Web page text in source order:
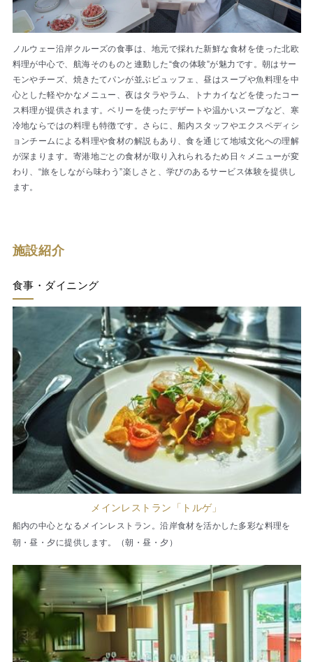
ノルウェー沿岸クルーズの食事は、地元で採れた新鮮な食材を使った北欧
料理が中心で、航海そのものと連動した“食の体験”が魅力です。朝はサー
モンやチーズ、焼きたてパンが並ぶビュッフェ、昼はスープや魚料理を中
心とした軽やかなメニュー、夜はタラやラム、トナカイなどを使ったコー
ス料理が提供されます。ベリーを使ったデザートや温かいスープなど、寒
冷地ならではの料理も特徴です。さらに、船内スタッフやエクスペディシ
ョンチームによる料理や食材の解説もあり、食を通じて地域文化への理解
が深まります。寄港地ごとの食材が取り入れられるため日々メニューが変
わり、“旅をしながら味わう”楽しさと、学びのあるサービス体験を提供し
ます。
施設紹介
食事・ダイニング
メインレストラン「トルゲ」
船内の中心となるメインレストラン。沿岸食材を活かした多彩な料理を
朝・昼・夕に提供します。（朝・昼・夕）